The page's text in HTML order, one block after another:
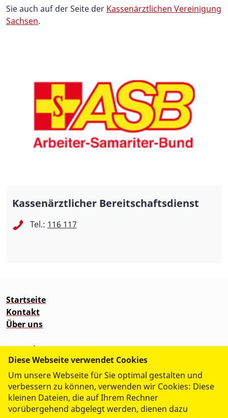
Sie auch auf der Seite der Kassenärztlichen Vereinigung
Sachsen.
Kassenärztlicher Bereitschaftsdienst
Tel.: 116 117
Startseite
Kontakt
Über uns
Wünschewagen
Diese Webseite verwendet Cookies
Um unsere Webseite für Sie optimal gestalten und
verbessern zu können, verwenden wir Cookies: Diese
kleinen Dateien, die auf Ihrem Rechner
vorübergehend abgelegt werden, dienen dazu